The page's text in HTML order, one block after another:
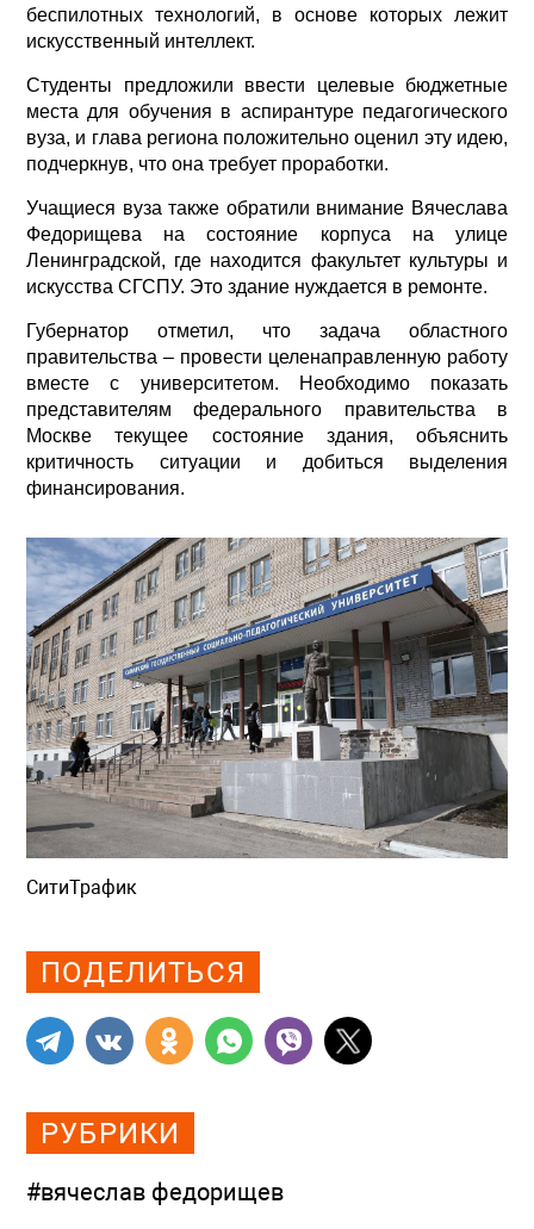
беспилотных технологий, в основе которых лежит
искусственный интеллект.
Студенты предложили ввести целевые бюджетные
места для обучения в аспирантуре педагогического
вуза, и глава региона положительно оценил эту идею,
подчеркнув, что она требует проработки.
Учащиеся вуза также обратили внимание Вячеслава
Федорищева на состояние корпуса на улице
Ленинградской, где находится факультет культуры и
искусства СГСПУ. Это здание нуждается в ремонте.
Губернатор отметил, что задача областного
правительства – провести целенаправленную работу
вместе с университетом. Необходимо показать
представителям федерального правительства в
Москве текущее состояние здания, объяснить
критичность ситуации и добиться выделения
финансирования.
СитиТрафик
ПОДЕЛИТЬСЯ
РУБРИКИ
#вячеслав федорищев